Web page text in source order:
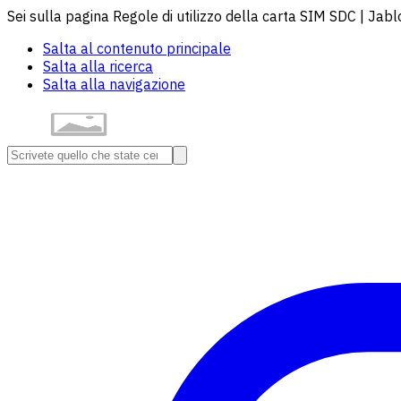
Sei sulla pagina Regole di utilizzo della carta SIM SDC |
Salta al contenuto principale
Salta alla ricerca
Salta alla navigazione